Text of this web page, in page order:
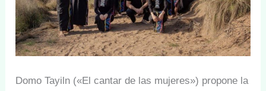
Domo Tayiln («El cantar de las mujeres») propone la